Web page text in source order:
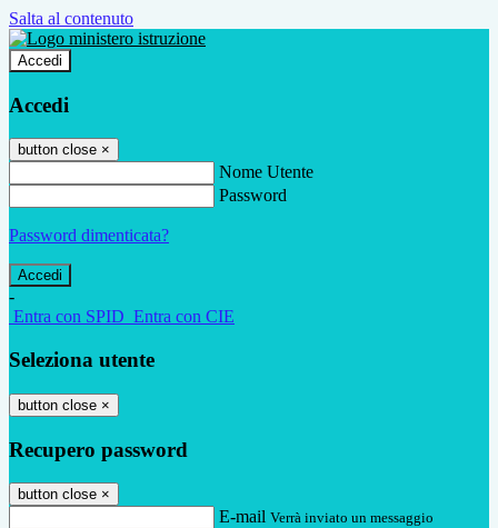
Salta al contenuto
Accedi
Accedi
button close ×
Nome Utente
Password
Password dimenticata?
-
Entra con SPID Entra con CIE
Seleziona utente
button close ×
Recupero password
button close ×
E-mail Verrà inviato un messaggio